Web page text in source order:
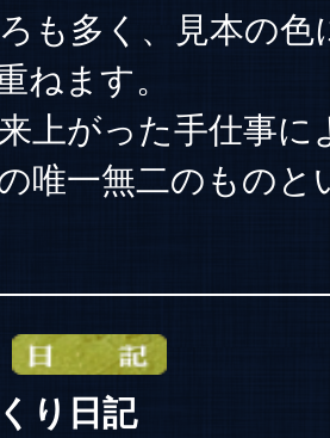
も多く、見本の色
ねます。
上がった手仕事に
唯一無二のものと
り日記